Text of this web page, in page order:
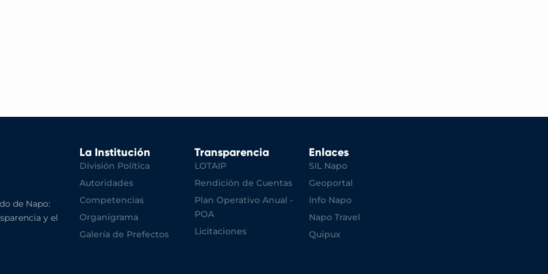
de Napo:
y el
La Institución
División Política
Autoridades
Competencias
Organigrama
Galería de Prefectos
Transparencia
LOTAIP
Rendición de Cuentas
Plan Operativo Anual -
POA
Licitaciones
Enlaces
SIL Napo
Geoportal
Info Napo
Napo Travel
Quipux